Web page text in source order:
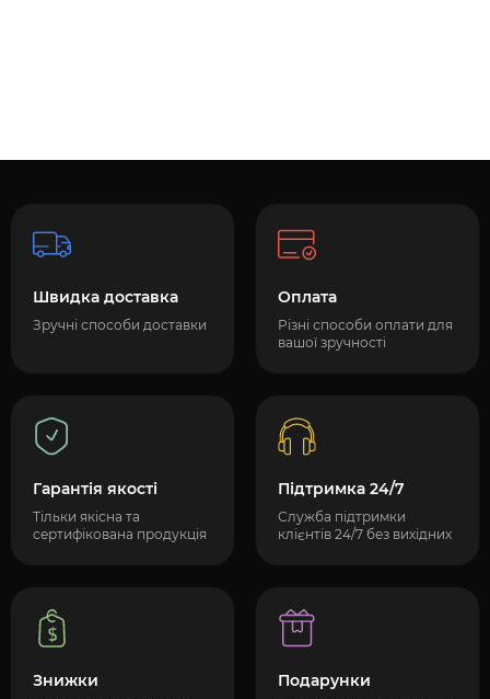
Швидка доставка
Зручні способи доставки
Оплата
Різні способи оплати для
вашої зручності
Гарантія якості
Тільки якісна та
сертифікована продукція
Підтримка 24/7
Служба підтримки
клієнтів 24/7 без вихідних
Знижки Подарунки